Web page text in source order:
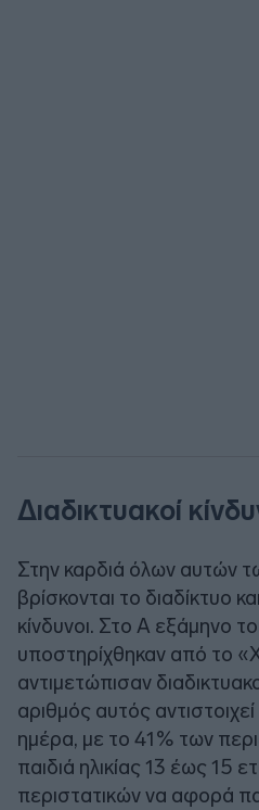
Διαδικτυακοί
Στην καρδιά όλων αυτών
βρίσκονται το διαδίκτυο
κίνδυνοι. Στο Α εξάμηνο
υποστηρίχθηκαν από το
αντιμετώπισαν
αριθμός αυτός
ημέρα, με το 41% των
παιδιά ηλικίας 13 έως 15
περιστατικών να αφορά